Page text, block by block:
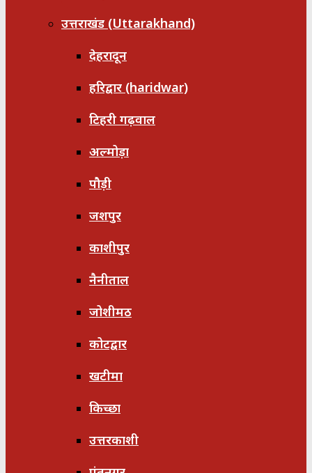
उत्तराखंड (Uttarakhand)
देहरादून
हरिद्वार (haridwar)
टिहरी गढ़वाल
अल्मोड़ा
पौड़ी
जशपुर
काशीपुर
नैनीताल
जोशीमठ
कोटद्वार
खटीमा
किच्छा
उत्तरकाशी